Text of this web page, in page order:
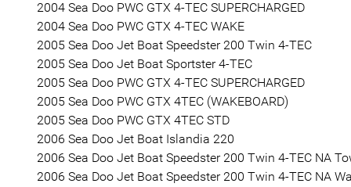
2004 Sea Doo PWC GTX 4-TEC SUPERCHARGED
2004 Sea Doo PWC GTX 4-TEC WAKE
2005 Sea Doo Jet Boat Speedster 200 Twin 4-TEC
2005 Sea Doo Jet Boat Sportster 4-TEC
2005 Sea Doo PWC GTX 4-TEC SUPERCHARGED
2005 Sea Doo PWC GTX 4TEC (WAKEBOARD)
2005 Sea Doo PWC GTX 4TEC STD
2006 Sea Doo Jet Boat Islandia 220
2006 Sea Doo Jet Boat Speedster 200 Twin 4-TEC NA
2006 Sea Doo Jet Boat Speedster 200 Twin 4-TEC NA